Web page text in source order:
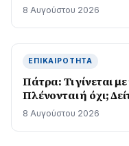
8 Αυγούστου 2026
ΕΠΙΚΑΙΡΌΤΗΤΑ
Πάτρα: Τι γίνεται
Πλένονται ή όχι;
8 Αυγούστου 2026